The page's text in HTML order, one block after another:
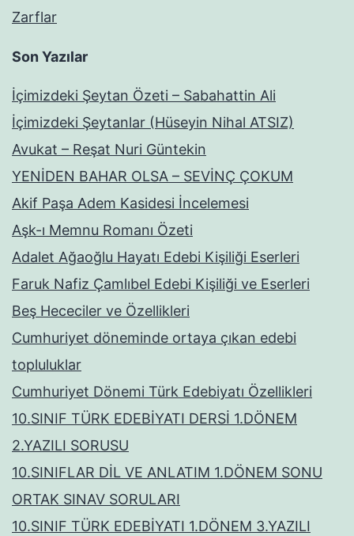
Zarflar
Son Yazılar
İçimizdeki Şeytan Özeti – Sabahattin Ali
İçimizdeki Şeytanlar (Hüseyin Nihal ATSIZ)
Avukat – Reşat Nuri Güntekin
YENİDEN BAHAR OLSA – SEVİNÇ ÇOKUM
Akif Paşa Adem Kasidesi İncelemesi
Aşk-ı Memnu Romanı Özeti
Adalet Ağaoğlu Hayatı Edebi Kişiliği Eserleri
Faruk Nafiz Çamlıbel Edebi Kişiliği ve Eserleri
Beş Hececiler ve Özellikleri
Cumhuriyet döneminde ortaya çıkan edebi
topluluklar
Cumhuriyet Dönemi Türk Edebiyatı Özellikleri
10.SINIF TÜRK EDEBİYATI DERSİ 1.DÖNEM
2.YAZILI SORUSU
10.SINIFLAR DİL VE ANLATIM 1.DÖNEM SONU
ORTAK SINAV SORULARI
10.SINIF TÜRK EDEBİYATI 1.DÖNEM 3.YAZILI